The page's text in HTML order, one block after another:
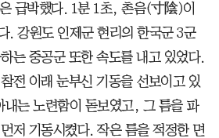
급박했다. 1분 1초, 촌음(寸陰)이
. 강원도 인제군 현리의 한국군 3군
는 중공군 또한 속도를 내고 있었다.
전 이래 눈부신 기동을 선보이고 있
내는 노련함이 돋보였고, 그 틈을 파
저 기동시켰다. 작은 틈을 적정한 면